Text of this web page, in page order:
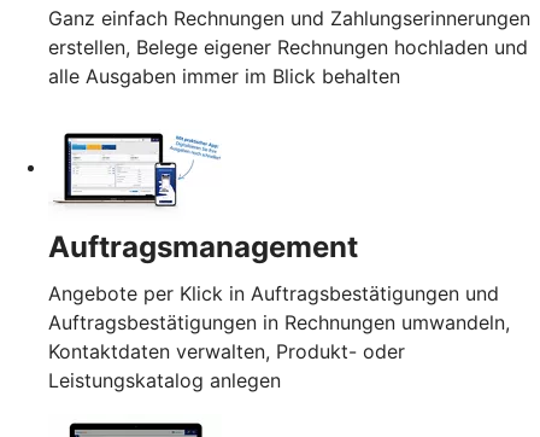
Ganz einfach Rechnungen und Zahlungserinnerungen
erstellen, Belege eigener Rechnungen hochladen und
alle Ausgaben immer im Blick behalten
Auftragsmanagement
Angebote per Klick in Auftragsbestätigungen und
Auftragsbestätigungen in Rechnungen umwandeln,
Kontaktdaten verwalten, Produkt- oder
Leistungskatalog anlegen